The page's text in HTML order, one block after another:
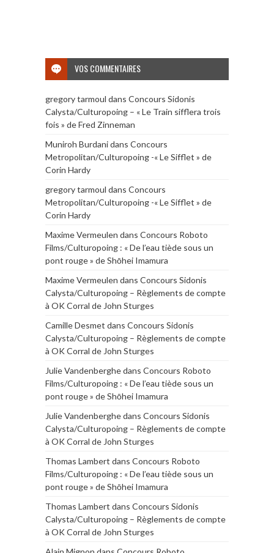
VOS COMMENTAIRES
gregory tarmoul dans Concours Sidonis
Calysta/Culturopoing – « Le Train sifflera trois
fois » de Fred Zinneman
Muniroh Burdanidans Concours
Metropolitan/Culturopoing -« Le Sifflet » de
Corin Hardy
gregory tarmoul dans Concours
Metropolitan/Culturopoing -« Le Sifflet » de
Corin Hardy
Maxime Vermeulen dans Concours Roboto
Films/Culturopoing : « De l’eau tiède sous un
pont rouge » de Shōhei Imamura
Maxime Vermeulen dans Concours Sidonis
Calysta/Culturopoing – Règlements de compte
à OK Corral de John Sturges
Camille Desmet dans Concours Sidonis
Calysta/Culturopoing – Règlements de compte
à OK Corral de John Sturges
Julie Vandenberghedans Concours Roboto
Films/Culturopoing : « De l’eau tiède sous un
pont rouge » de Shōhei Imamura
Julie Vandenberghedans Concours Sidonis
Calysta/Culturopoing – Règlements de compte
à OK Corral de John Sturges
Thomas Lambert dans Concours Roboto
Films/Culturopoing : « De l’eau tiède sous un
pont rouge » de Shōhei Imamura
Thomas Lambert dans Concours Sidonis
Calysta/Culturopoing – Règlements de compte
à OK Corral de John Sturges